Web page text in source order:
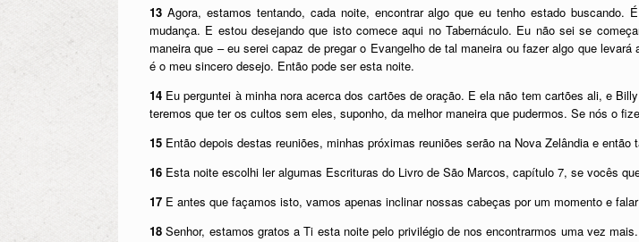
13 Agora, estamos tentando, cada noite, encontrar algo que eu tenho estado
mudança. E estou desejando que isto comece aqui no Tabernáculo. Eu não sei se
maneira que – eu serei capaz de pregar o Evangelho de tal maneira ou fazer algo que
é o meu sincero desejo. Então pode ser esta noite.
14 Eu perguntei à minha nora acerca dos cartões de oração. E ela não tem cartões ali, e
teremos que ter os cultos sem eles, suponho, da melhor maneira que pudermos. Se nós o
15 Então depois destas reuniões, minhas próximas reuniões serão na Nova Zelândia e
16 Esta noite escolhi ler algumas Escrituras do Livro de São Marcos, capítulo 7, se vocês
17 E antes que façamos isto, vamos apenas inclinar nossas cabeças por um momento e
18 Senhor, estamos gratos a Ti esta noite pelo privilégio de nos encontrarmos uma vez